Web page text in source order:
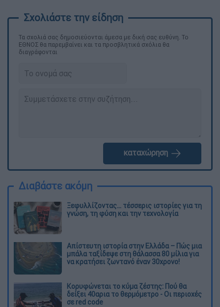
Τα σχολιά σας δημοσιεύονται άμεσα με δική σας ευθύνη. Το
ΕΘΝΟΣ θα παρεμβαίνει και τα προσβλητικά σχόλια θα
διαγράφονται
καταχώρηση
Διαβάστε ακόμη
Ξεφυλλίζοντας... τέσσερις ιστορίες για τη
γνώση, τη φύση και την τεχνολογία
Απίστευτη ιστορία στην Ελλάδα – Πώς μια
μπάλα ταξίδεψε στη θάλασσα 80 μίλια για
να κρατήσει ζωντανό έναν 30χρονο!
Κορυφώνεται το κύμα ζέστης: Πού θα
δείξει 40αρια το θερμόμετρο - Οι περιοχές
σε red code